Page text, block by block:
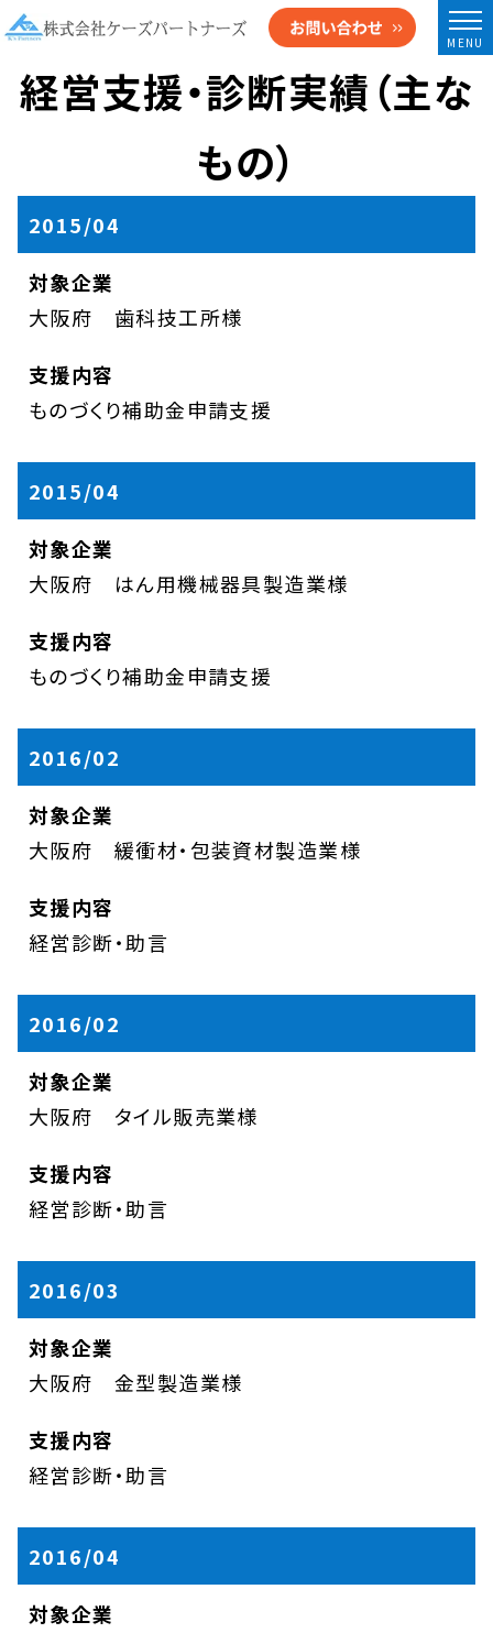
MENU
経営支援・診断実績（主な
もの）
2015/04
大阪府 歯科技工所様
ものづくり補助金申請支援
2015/04
大阪府 はん用機械器具製造業様
ものづくり補助金申請支援
2016/02
大阪府 緩衝材・包装資材製造業様
経営診断・助言
2016/02
大阪府 タイル販売業様
経営診断・助言
2016/03
大阪府 金型製造業様
経営診断・助言
2016/04